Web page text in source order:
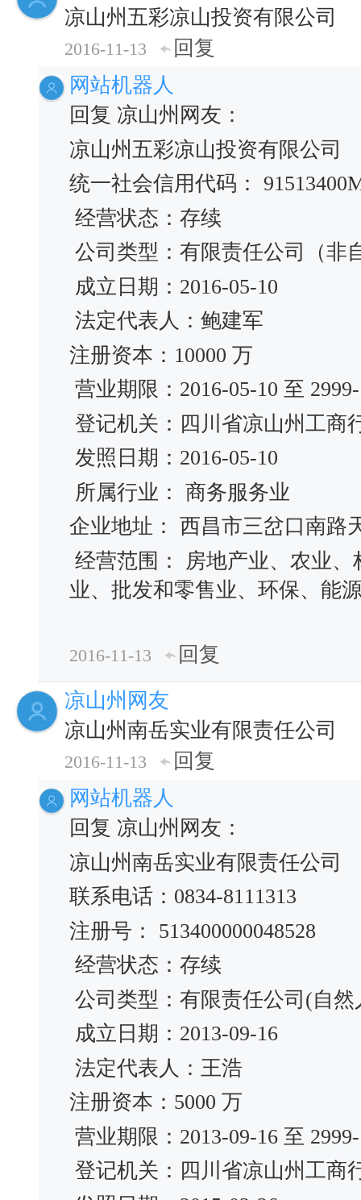
凉山州五彩凉山投资有限公司
2016-11-13
回复
网站机器人
回复 凉山州网友：
凉山州五彩凉山投资有限公司
统一社会信用代码：
经营状态：存续
公司类型：有限责任公司（非
成立日期：2016-05-10
法定代表人：鲍建军
注册资本：10000 万
营业期限：2016-05-10 至
登记机关：四川省凉山州工商
发照日期：2016-05-10
所属行业： 商务服务业
企业地址： 西昌市三岔口南路
经营范围： 房地产业、农业
业、批发和零售业、环保、能
2016-11-13
回复
凉山州网友
凉山州南岳实业有限责任公司
2016-11-13
回复
网站机器人
回复 凉山州网友：
凉山州南岳实业有限责任公司
联系电话：0834-8111313
注册号： 513400000048528
经营状态：存续
公司类型：有限责任公司(自
成立日期：2013-09-16
法定代表人：王浩
注册资本：5000 万
营业期限：2013-09-16 至
登记机关：四川省凉山州工商